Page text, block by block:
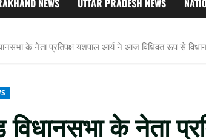
NEWS UTTAR PRADESH NEWS
के नेता प्रतिपक्ष यशपाल आर्य ने आज विधिवत रूप से
विधानसभा के नेता